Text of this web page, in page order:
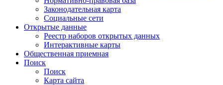
Законодательная карта
Социальные сети
Открытые данные
Реестр наборов открытых данных
Интерактивные карты
Общественная приемная
Поиск
Поиск
Карта сайта